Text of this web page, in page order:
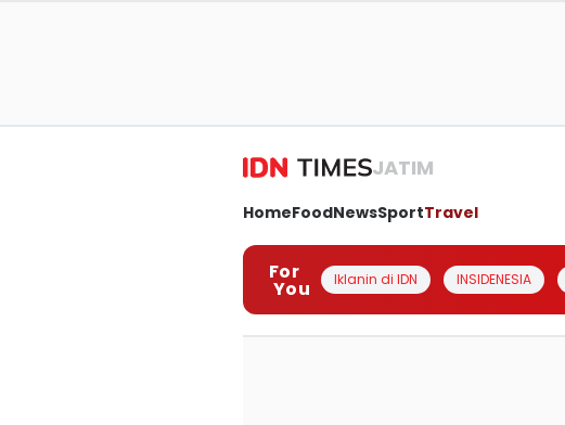
JATIM
HomeFoodNewsSportTravel
For
You Iklanin di IDN INSIDENESIA